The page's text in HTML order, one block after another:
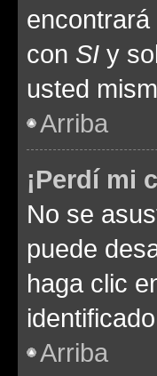
encontrará
con SI y
usted
Arriba
¡Perdí mi
No se
puede
haga clic
Arriba